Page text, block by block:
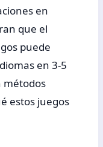
en
que el
puede
en 3-5
métodos
estos juegos